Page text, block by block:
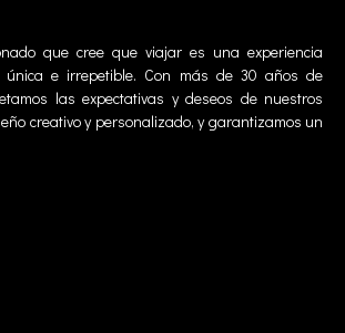
que cree que viajar es una experiencia
e irrepetible. Con más de 30 años de
las expectativas y deseos de nuestros
creativo y personalizado, y garantizamos un